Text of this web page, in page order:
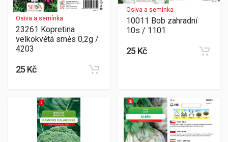
Osiva a semínka
23261 Kopretina
velkokvětá směs 0,2g /
4203
25 Kč
Osiva a semínka
10011 Bob zahradní
10s / 1101
25 Kč